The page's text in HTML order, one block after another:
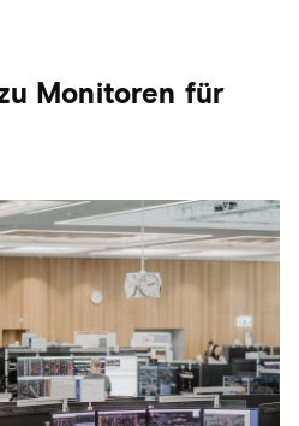
Monitoren für